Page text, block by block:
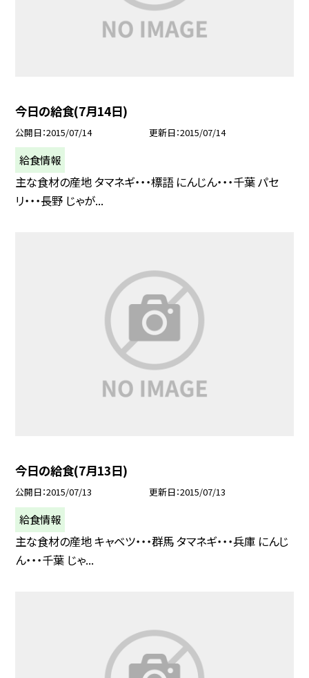
今日の給食(7月14日)
公開日 2015/07/14 更新日 2015/07/14
給食情報
主な食材の産地 タマネギ・・・標語 にんじん・・・千葉 パセ
リ・・・長野 じゃが...
今日の給食(7月13日)
公開日 2015/07/13 更新日 2015/07/13
給食情報
主な食材の産地 キャベツ・・・群馬 タマネギ・・・兵庫 にんじ
ん・・・千葉 じゃ...